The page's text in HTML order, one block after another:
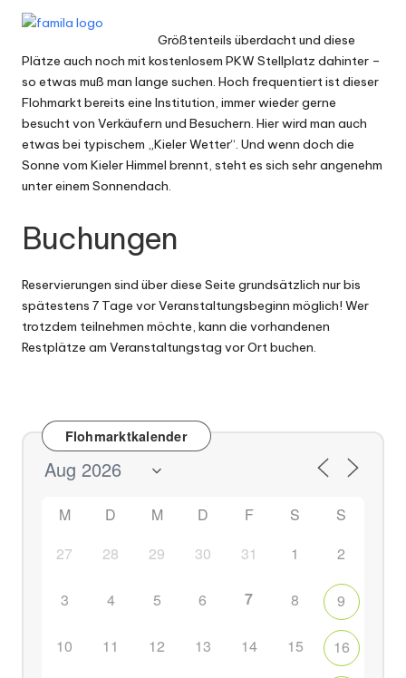
Größtenteils überdacht und diese
Plätze auch noch mit kostenlosem PKW Stellplatz dahinter –
so etwas muß man lange suchen. Hoch frequentiert ist dieser
Flohmarkt bereits eine Institution, immer wieder gerne
besucht von Verkäufern und Besuchern. Hier wird man auch
etwas bei typischem „Kieler Wetter“. Und wenn doch die
Sonne vom Kieler Himmel brennt, steht es sich sehr angenehm
unter einem Sonnendach.
Buchungen
Reservierungen sind über diese Seite grundsätzlich nur bis
spätestens 7 Tage vor Veranstaltungsbeginn möglich! Wer
trotzdem teilnehmen möchte, kann die vorhandenen
Restplätze am Veranstaltungstag vor Ort buchen.
Flohmarktkalender
M D M D F S
S
27
28 29 30 31 1 2
3 4 5 6 7 8 9
10 11 12 13 14 15 16